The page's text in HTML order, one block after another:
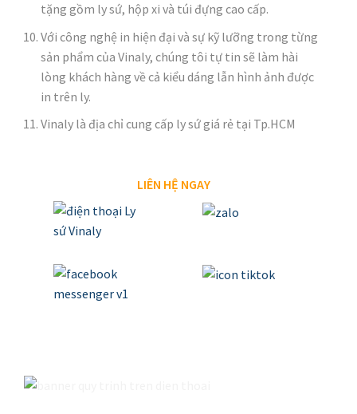
tặng gồm ly sứ, hộp xi và túi đựng cao cấp.
Với công nghệ in hiện đại và sự kỹ lưỡng trong từng
sản phẩm của Vinaly, chúng tôi tự tin sẽ làm hài
lòng khách hàng về cả kiểu dáng lẫn hình ảnh được
in trên ly.
Vinaly là địa chỉ cung cấp ly sứ giá rẻ tại Tp.HCM
LIÊN HỆ NGAY